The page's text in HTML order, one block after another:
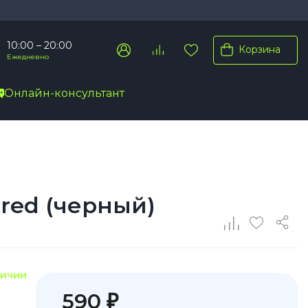
10:00 – 20:00
Ежедневно
Корзина
Онлайн-консультант
Max
(черный)
590 ₽